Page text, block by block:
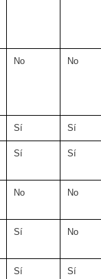
No No
Sí Sí
Sí Sí
No No
Sí No
Sí Sí